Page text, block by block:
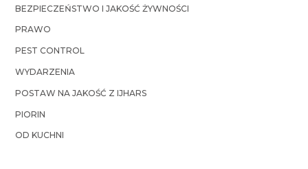
BEZPIECZEŃSTWO I JAKOŚĆ ŻYWNOŚCI
PRAWO
PEST CONTROL
WYDARZENIA
POSTAW NA JAKOŚĆ Z IJHARS
PIORIN
OD KUCHNI